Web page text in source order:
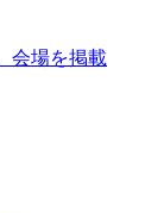
会場を掲載